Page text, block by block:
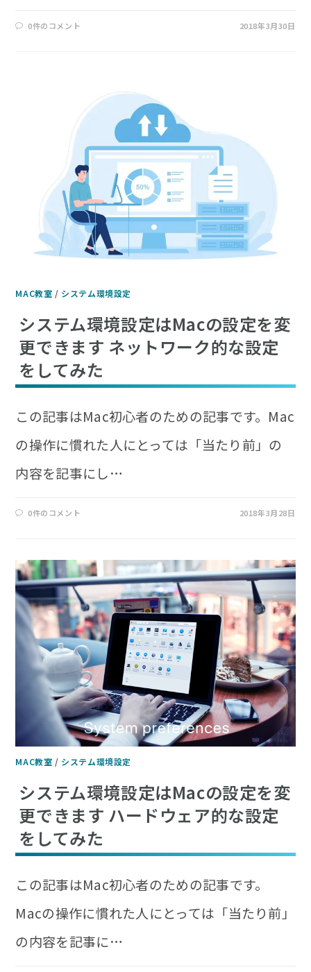
0件のコメント 2018年3月30日
MAC教室 / システム環境設定
システム環境設定はMacの設定を変
更できます ネットワーク的な設定
をしてみた
この記事はMac初心者のための記事です。Mac
の操作に慣れた人にとっては「当たり前」の
内容を記事にし…
0件のコメント 2018年3月28日
MAC教室 / システム環境設定
システム環境設定はMacの設定を変
更できます ハードウェア的な設定
をしてみた
この記事はMac初心者のための記事です。
Macの操作に慣れた人にとっては「当たり前」
の内容を記事に…